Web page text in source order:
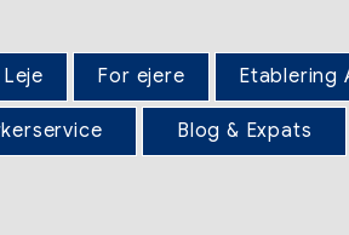
Leje For ejere Etablering
Blog & Expats